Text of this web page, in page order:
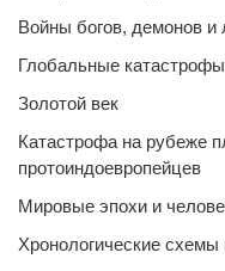
Войны богов, демонов и
Глобальные катастрофы
Золотой век
Катастрофа на рубеже
протоиндоевропейцев
Мировые эпохи и
Хронологические